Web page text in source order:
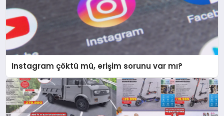
Instagram çöktü mü, erişim sorunu var mı?